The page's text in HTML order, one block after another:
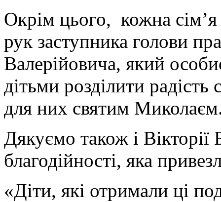
Окрім цього, кожна сім’я
рук заступника голови
Валерійовича, який
дітьми розділити радість
для них святим
Дякуємо також і Вікторії
благодійності, яка
«Діти, які отримали ці